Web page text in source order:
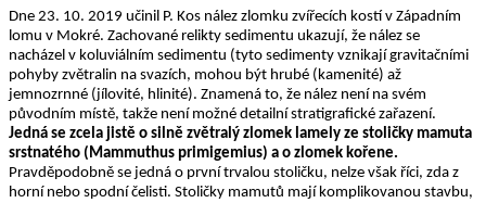
Dne 23. 10. 2019 učinil P. Kos nález zlomku zvířecích kostí v Západním
lomu v Mokré. Zachované relikty sedimentu ukazují, že nález se
nacházel v koluviálním sedimentu (tyto sedimenty vznikají gravitačními
pohyby zvětralin na svazích, mo­hou být hrubé (kamenité) až
jemnozrnné (jílovité, hlinité). Znamená to, že nález není na svém
původním místě, takže není možné detailní stratigrafické zařazení.
Jedná se zcela jistě o silně zvětralý zlomek lamely ze stoličky mamuta
srstnatého (Mammuthus primigemius) a o zlomek kořene.
Pravděpodobně se jedná o první trvalou stoličku, nelze však říci, zda z
horní nebo spodní čelisti. Stoličky mamu­tů mají komplikovanou stavbu,